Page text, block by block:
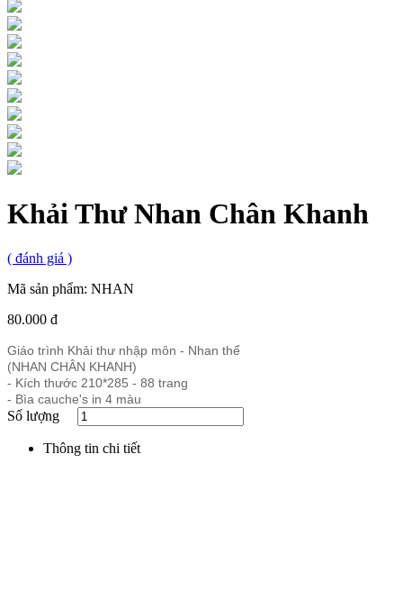
Khải Thư Nhan Chân Khanh
( đánh giá )
Mã sản phẩm: NHAN
80.000 đ
Giáo trình Khải thư nhập môn - Nhan thể
(NHAN CHÂN KHANH)
- Kích thước 210*285 - 88 trang
- Bìa cauche's in 4 màu
Số lượng
Thông tin chi tiết